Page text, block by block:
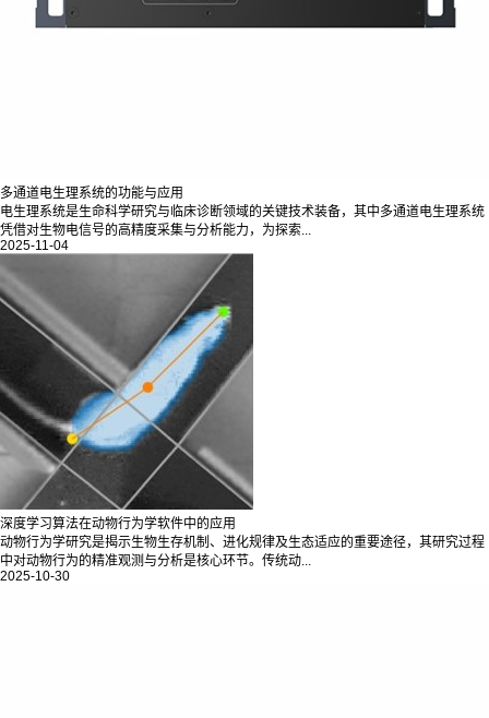
多通道电生理系统的功能与应用
电生理系统是生命科学研究与临床诊断领域的关键技术装备，其中多通道电生理系统
凭借对生物电信号的高精度采集与分析能力，为探索...
2025-11-04
深度学习算法在动物行为学软件中的应用
动物行为学研究是揭示生物生存机制、进化规律及生态适应的重要途径，其研究过程
中对动物行为的精准观测与分析是核心环节。传统动...
2025-10-30